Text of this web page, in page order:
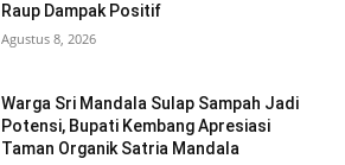
Raup Dampak Positif
Agustus 8, 2026
Warga Sri Mandala Sulap Sampah Jadi
Potensi, Bupati Kembang Apresiasi
Taman Organik Satria Mandala